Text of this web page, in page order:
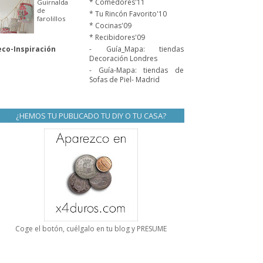
Guirnalda
de
farolillos
Inspiración
* Comedores'11
* Tu Rincón Favorito'10
* Cocinas'09
* Recibidores'09
- Guía_Mapa: tiendas
Decoración Londres
- Guía-Mapa: tiendas de
Sofas de Piel- Madrid
¿HEMOS TU PUBLICADO TU DIY O TU CASA?
Coge el botón, cuélgalo en tu blog y PRESUME